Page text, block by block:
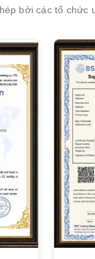
bởi các tổ chức
XEM CHI TIẾT